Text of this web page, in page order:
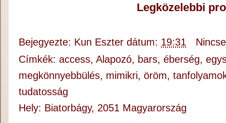
Legközelebbi
Bejegyezte: Kun Eszter dátum: 19:31
Címkék:access,Alapozó, bars,éberség,
megkönnyebbülés, mimikri,öröm,
tudatosság
Hely: Biatorbágy, 2051 Magyarország